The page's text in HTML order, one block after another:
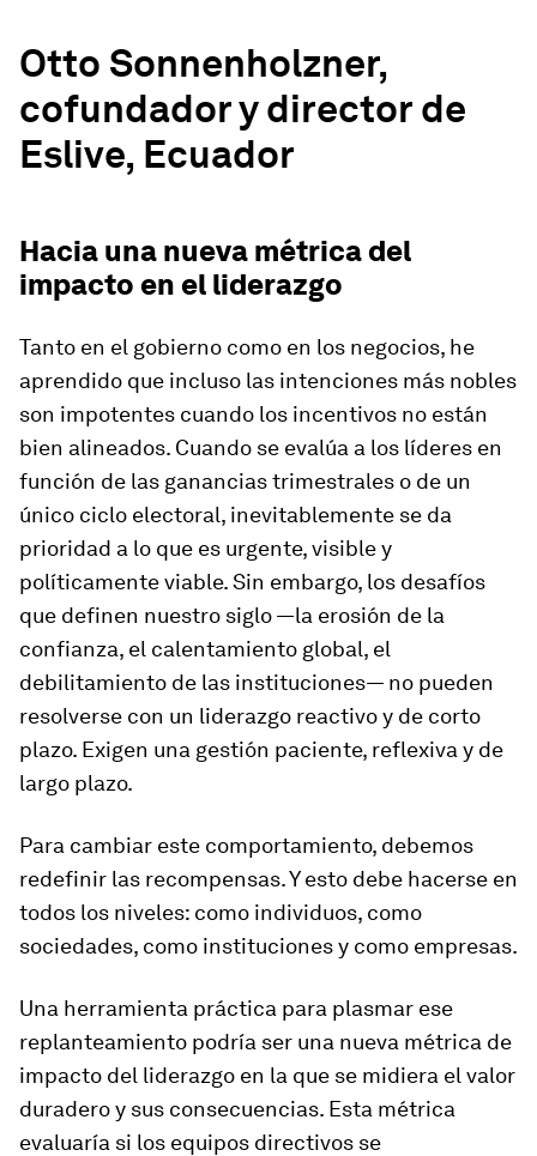
Otto Sonnenholzner,
cofundador y director de
Eslive, Ecuador
Hacia una nueva métrica del
impacto en el liderazgo
Tanto en el gobierno como en los negocios, he
aprendido que incluso las intenciones más nobles
son impotentes cuando los incentivos no están
bien alineados. Cuando se evalúa a los líderes en
función de las ganancias trimestrales o de un
único ciclo electoral, inevitablemente se da
prioridad a lo que es urgente, visible y
políticamente viable. Sin embargo, los desafíos
que definen nuestro siglo —la erosión de la
confianza, el calentamiento global, el
debilitamiento de las instituciones— no pueden
resolverse con un liderazgo reactivo y de corto
plazo. Exigen una gestión paciente, reflexiva y de
largo plazo.
Para cambiar este comportamiento, debemos
redefinir las recompensas. Y esto debe hacerse en
todos los niveles: como individuos, como
sociedades, como instituciones y como empresas.
Una herramienta práctica para plasmar ese
replanteamiento podría ser una nueva métrica de
impacto del liderazgo en la que se midiera el valor
duradero y sus consecuencias. Esta métrica
evaluaría si los equipos directivos se